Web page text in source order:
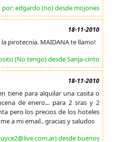
por: edgardo (no) desde mojones
18-11-2010
pirotecnia. MAIDANA te llamo!
(No tengo) desde Sanja-cinto
18-11-2010
tiene para alquilar una casita o
de enero... para 2 sras y 2
pero los precios de los hoteles
a mi email.. gracias y saludos
desde buenos